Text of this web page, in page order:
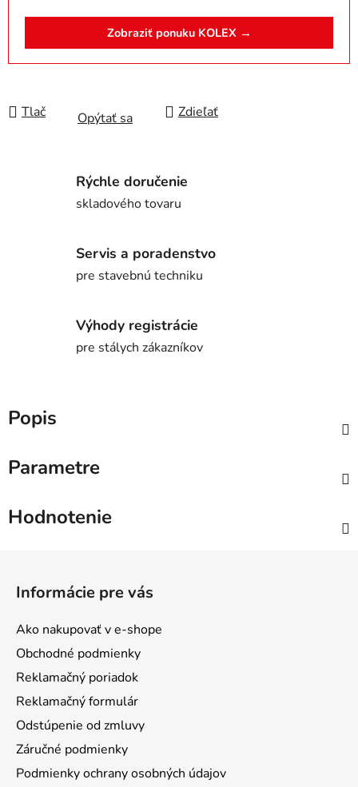
Zobraziť ponuku KOLEX →
Tlač Opýtať sa Zdieľať
Rýchle doručenie
skladového tovaru
Servis a poradenstvo
pre stavebnú techniku
Výhody registrácie
pre stálych zákazníkov
Popis
Parametre
Hodnotenie
Informácie pre vás
Ako nakupovať v e-shope
Obchodné podmienky
Reklamačný poriadok
Reklamačný formulár
Odstúpenie od zmluvy
Záručné podmienky
Podmienky ochrany osobných údajov